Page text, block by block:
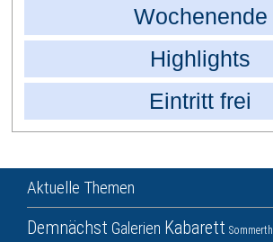
Wochenende
Highlights
Eintritt frei
Aktuelle Themen
Demnächst Galerien Kabarett